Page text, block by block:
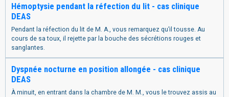
Hémoptysie pendant la réfection du lit - cas clinique
DEAS
Pendant la réfection du lit de M. A., vous remarquez qu’il tousse. Au
cours de sa toux, il rejette par la bouche des sécrétions rouges et
sanglantes.
Dyspnée nocturne en position allongée - cas clinique
DEAS
À minuit, en entrant dans la chambre de M. M., vous le trouvez assis au